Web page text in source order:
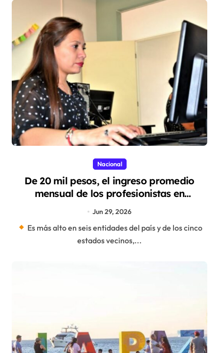
Nacional
De 20 mil pesos, el ingreso promedio
mensual de los profesionistas en
Jun 29, 2026
Es más alto en seis entidades del país y de los cinco
estados vecinos,...